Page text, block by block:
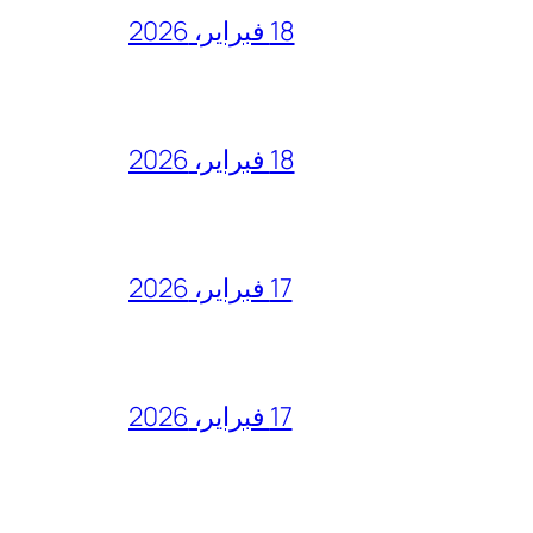
18 فبراير، 2026
18 فبراير، 2026
17 فبراير، 2026
17 فبراير، 2026